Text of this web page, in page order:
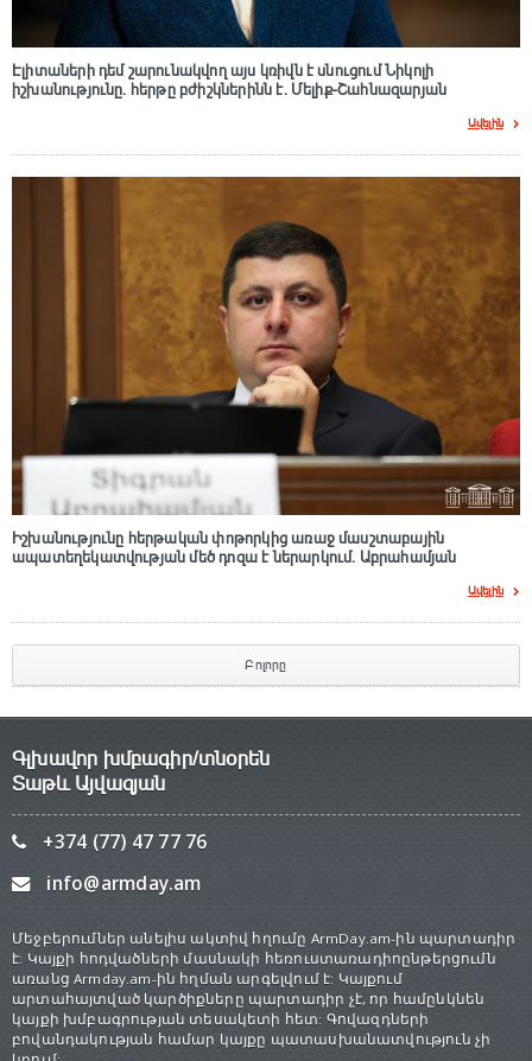
Էլիտաների դեմ շարունակվող այս կռիվն է սնուցում Նիկոլի
իշխանությունը. հերթը բժիշկներինն է. Մելիք-Շահնազարյան
Ավելին
Իշխանությունը հերթական փոթորկից առաջ մասշտաբային
ապատեղեկատվության մեծ դnզա է ներարկում․ Աբրահամյան
Ավելին
Բոլորը
Գլխավոր խմբագիր/տնօրեն
Տաթև Այվազյան
+374 (77) 47 77 76
info@armday.am
Մեջբերումներ անելիս ակտիվ հղումը ArmDay.am-ին պարտադիր
է: Կայքի հոդվածների մասնակի հեռուստառադիոընթերցումն
առանց Armday.am-ին հղման արգելվում է: Կայքում
արտահայտված կարծիքները պարտադիր չէ, որ համընկնեն
կայքի խմբագրության տեսակետի հետ: Գովազդների
բովանդակության համար կայքը պատասխանատվություն չի